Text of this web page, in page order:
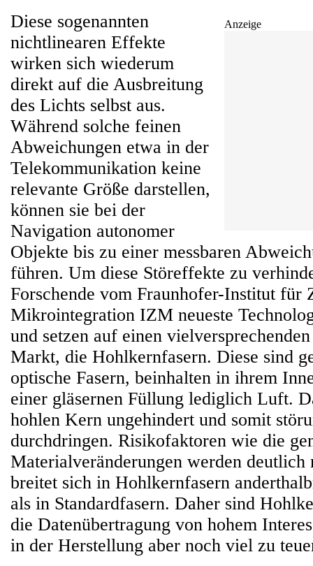
Anzeige
Diese sogenannten
nichtlinearen Effekte
wirken sich wiederum
direkt auf die Ausbreitung
des Lichts selbst aus.
Während solche feinen
Abweichungen etwa in der
Telekommunikation keine
relevante Größe darstellen,
können sie bei der
Navigation autonomer
Objekte bis zu einer messbaren
führen. Um diese Störeffekte zu
Forschende vom Fraunhofer-Institut für
Mikrointegration IZM neueste
und setzen auf einen
Markt, die Hohlkernfasern. Diese sind
optische Fasern, beinhalten in ihrem
einer gläsernen Füllung lediglich Luft.
hohlen Kern ungehindert und somit
durchdringen. Risikofaktoren wie die
Materialveränderungen werden
breitet sich in Hohlkernfasern
als in Standardfasern. Daher sind
die Datenübertragung von hohem
in der Herstellung aber noch viel zu